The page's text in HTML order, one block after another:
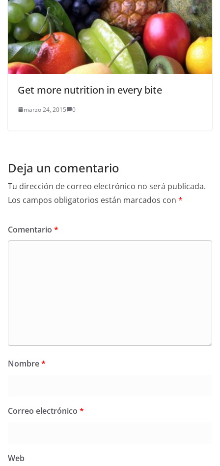
Get more nutrition in every bite
marzo 24, 2015 0
Deja un comentario
Tu dirección de correo electrónico no será publicada.
Los campos obligatorios están marcados con *
Comentario *
Nombre*
Correo electrónico *
Web